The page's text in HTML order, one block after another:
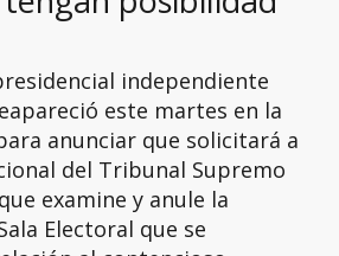
independiente
este martes en la
anunciar que solicitará a
del Tribunal Supremo
examine y anule la
Electoral que se